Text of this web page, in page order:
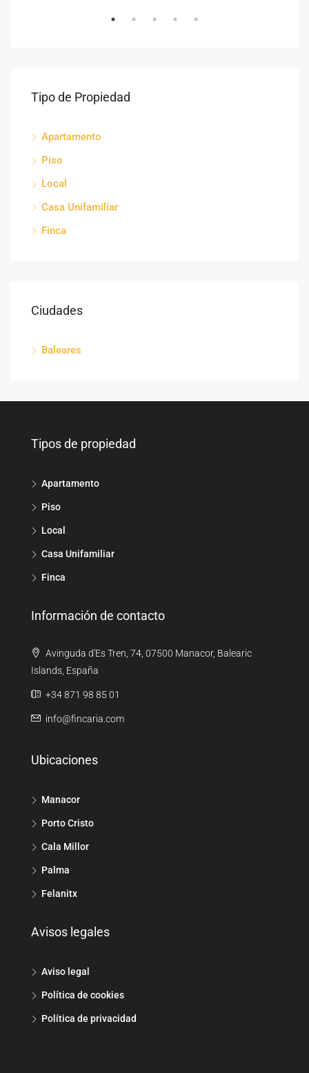
Tipo de Propiedad
Apartamento
Piso
Local
Casa Unifamiliar
Finca
Ciudades
Baleares
Tipos de propiedad
Apartamento
Piso
Local
Casa Unifamiliar
Finca
Información de contacto
Avinguda d'Es Tren, 74, 07500 Manacor, Balearic
Islands, España
+34 871 98 85 01
info@fincaria.com
Ubicaciones
Manacor
Porto Cristo
Cala Millor
Palma
Felanitx
Avisos legales
Aviso legal
Política de cookies
Política de privacidad